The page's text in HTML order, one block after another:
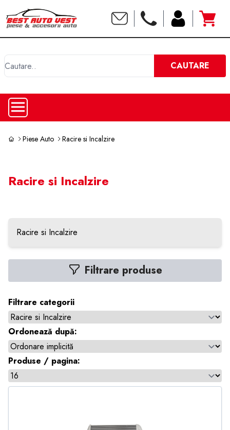
CAUTARE
Piese Auto Racire si Incalzire
Racire si Incalzire
Racire si Incalzire
Filtrare produse
Filtrare categorii
Ordonează după:
Produse / pagina: